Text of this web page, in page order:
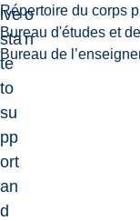
Répertoire du corps
Bureau d'études et
Bureau de
ive
sta
te
to
su
pp
ort
an
d
o
n